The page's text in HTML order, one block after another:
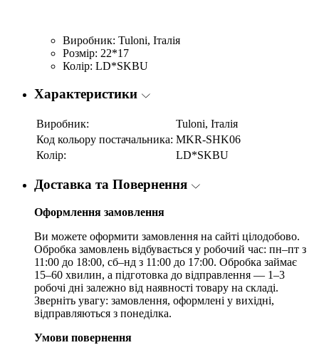
Виробник: Tuloni, Італія
Розмір: 22*17
Колір: LD*SKBU
Характеристики
Виробник:
Tuloni, Італія
Код кольору постачальника: MKR-SHK06
Колір:
LD*SKBU
Доставка та Повернення
Оформлення замовлення
Ви можете оформити замовлення на сайті цілодобово.
Обробка замовлень відбувається у робочий час: пн–пт з
11:00 до 18:00, сб–нд з 11:00 до 17:00. Обробка займає
15–60 хвилин, а підготовка до відправлення — 1–3
робочі дні залежно від наявності товару на складі.
Зверніть увагу: замовлення, оформлені у вихідні,
відправляються з понеділка.
Умови повернення